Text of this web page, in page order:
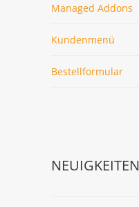
Managed Addons
Kundenmenü
Bestellformular
NEUIGKEITEN